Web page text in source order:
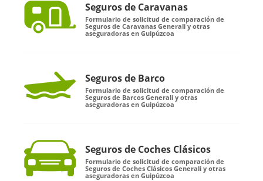
Seguros de Caravanas
Formulario de solicitud de comparación de
Seguros de Caravanas Generali y otras
aseguradoras en Guipúzcoa
Seguros de Barco
Formulario de solicitud de comparación de
Seguros de Barcos Generali y otras
aseguradoras en Guipúzcoa
Seguros de Coches Clásicos
Formulario de solicitud de comparación de
Seguros de Coches Clásicos Generali y otras
aseguradoras en Guipúzcoa